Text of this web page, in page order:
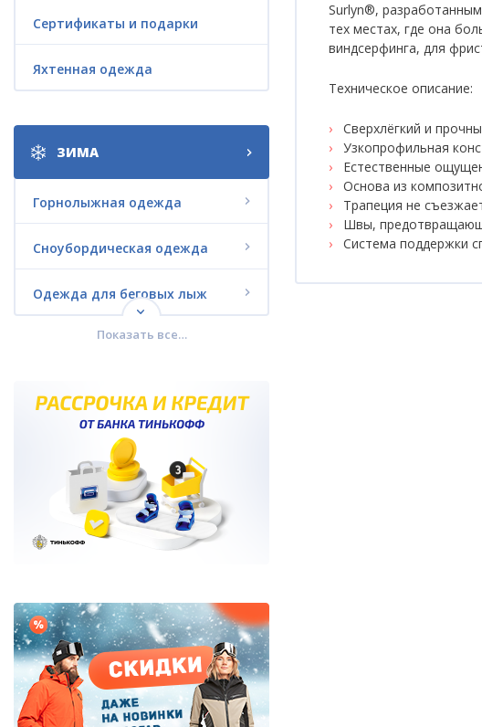
Сертификаты и подарки
Яхтенная одежда
ЗИМА
Горнолыжная одежда
Сноубордическая одежда
Одежда для беговых лыж
Городская зимняя одежда
Термобелье
Зимняя обувь
Дисконт (скидки до 70%)
Сноукайтинг
Сертификаты и подарки
Показать все…
Surlyn®,
тех местах, где она
виндсерфинга, для
Техническое описание:
Сверхлёгкий и
Узкопрофильная
Естественные
Основа из
Трапеция не
Швы,
Система поддержки